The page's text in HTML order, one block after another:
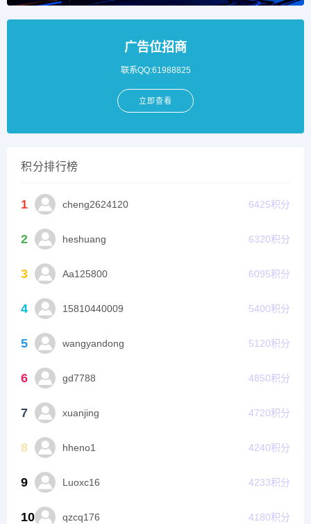
广告位招商
联系QQ:61988825
立即查看
积分排行榜
1 cheng2624120 6425积分
2 heshuang 6320积分
3 Aa125800 6095积分
4 15810440009 5400积分
5 wangyandong 5120积分
6 gd7788 4850积分
7 xuanjing 4720积分
8 hheno1 4240积分
9 Luoxc16 4233积分
10 qzcq176 4180积分